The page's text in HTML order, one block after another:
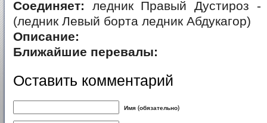
Соединяет: ледник Правый Дустироз -
(ледник Левый борта ледник Абдукагор)
Описание:
Ближайшие перевалы:
Оставить комментарий
Имя (обязательно)